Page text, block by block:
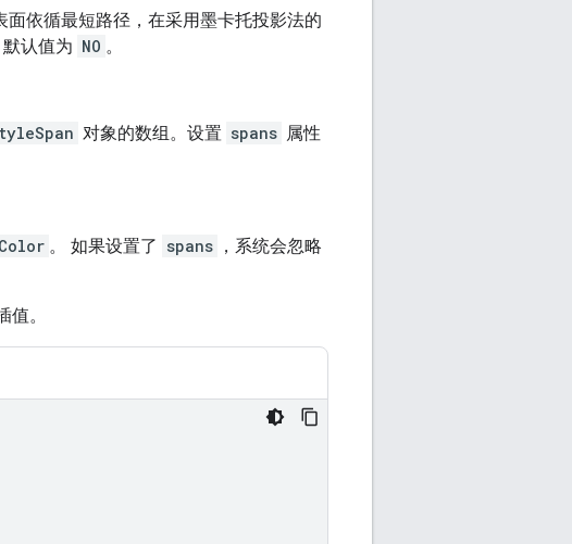
面依循最短路径，在采用墨卡托投影法的
认值为 NO 。
对象的数组。设置 spans 属性
。 如果设置了 spans ，系统会忽略
。